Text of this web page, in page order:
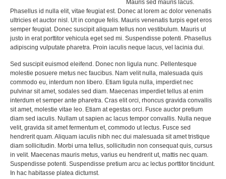
Mauris sed mauris lacus.
Phasellus id nulla elit, vitae feugiat est. Donec at lorem ac dolor venenatis
ultricies et auctor nisl. Ut in congue felis. Mauris venenatis turpis eget eros
semper feugiat. Donec suscipit aliquam tellus non vestibulum. Mauris ut
justo in erat porttitor vehicula eget sed mi. Suspendisse potenti. Phasellus
adipiscing vulputate pharetra. Proin iaculis neque lacus, vel lacinia dui.
Sed suscipit euismod eleifend. Donec non ligula nunc. Pellentesque
molestie posuere metus nec faucibus. Nam velit nulla, malesuada quis
commodo eu, interdum non libero. Etiam ligula nulla, imperdiet nec
pulvinar sit amet, sodales sed diam. Maecenas imperdiet tellus at enim
interdum et semper ante pharetra. Cras elit orci, rhoncus gravida convallis
sit amet, molestie vitae leo. Etiam at egestas orci. Fusce auctor pretium
diam sed iaculis. Nullam ut sapien ac lacus tempor convallis. Nulla neque
velit, gravida sit amet fermentum et, commodo ut lectus. Fusce sed
hendrerit quam. Aliquam iaculis nibh nec dui malesuada sit amet tristique
diam sollicitudin. Morbi urna tellus, sollicitudin non consequat quis, cursus
in velit. Maecenas mauris metus, varius eu hendrerit ut, mattis nec quam.
Suspendisse potenti. Suspendisse pretium arcu ac lectus porttitor tincidunt.
In hac habitasse platea dictumst.